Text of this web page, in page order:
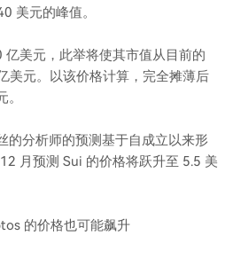
美元的峰值。
美元，此举将使其市值从目前的
美元。以该价格计算，完全摊薄后
的分析师的预测基于自成立以来形
月预测 Sui 的价格将跃升至 5.5 美
的价格也可能飙升